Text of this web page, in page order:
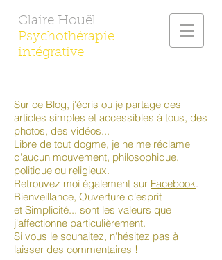
Claire Houël
Psychothérapie
intégrative
Sur ce Blog, j'écris ou je partage des
articles simples et accessibles à tous, des
photos, des vidéos...
Libre de tout dogme, je ne me réclame
d'aucun mouvement, philosophique,
politique ou religieux.
Retrouvez moi également sur Facebook.
Bienveillance, Ouverture d'esprit
et Simplicité... sont les valeurs que
j'affectionne particulièrement.
Si vous le souhaitez, n'hésitez pas à
laisser des commentaires !